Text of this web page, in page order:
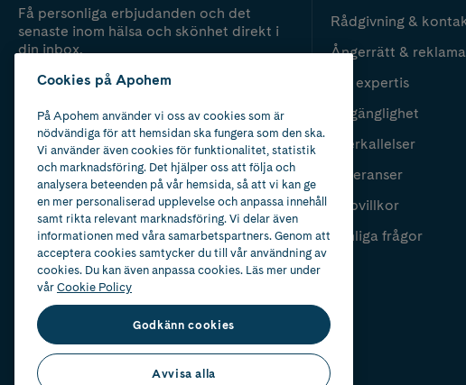
Få personliga erbjudanden och det
senaste inom hälsa och skönhet direkt i
din inbox.
Rådgivning &
Ångerrätt &
Vår expertis
Tillgänglighet
Återkallelser
Leveranser
Köpvillkor
Vanliga frågor
Cookies på Apohem
På Apohem använder vi oss av cookies som är
nödvändiga för att hemsidan ska fungera som den ska.
Vi använder även cookies för funktionalitet, statistik
och marknadsföring. Det hjälper oss att följa och
analysera beteenden på vår hemsida, så att vi kan ge
en mer personaliserad upplevelse och anpassa innehåll
samt rikta relevant marknadsföring. Vi delar även
informationen med våra samarbetspartners. Genom att
acceptera cookies samtycker du till vår användning av
cookies. Du kan även anpassa cookies. Läs mer under
vårCookie Policy
Godkänn cookies
Avvisa alla